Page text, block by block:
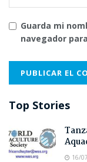
Guarda mi
navegador
Top Stories
16/